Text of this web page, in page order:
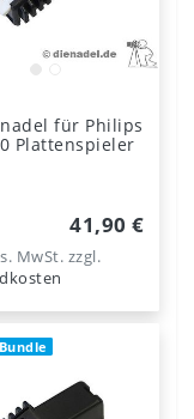
für Philips
Plattenspieler
41,90 €
MwSt. zzgl.
Bundle